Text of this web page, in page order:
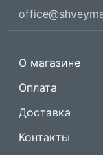
О магазине
Оплата
Доставка
Контакты